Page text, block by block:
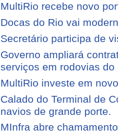
MultiRio recebe novo
Docas do Rio vai
Secretário participa de
Governo ampliará
serviços em rodovias do
MultiRio investe em
Calado do Terminal de
navios de grande porte.
MInfra abre